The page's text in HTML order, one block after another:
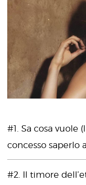
#1. Sa cosa
concesso saperlo
#2. Il timore